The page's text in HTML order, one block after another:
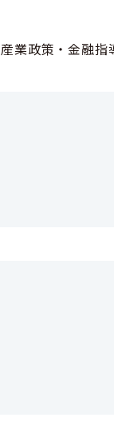
産業政策・金融指